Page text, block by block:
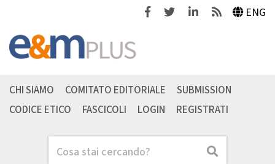
FacebookTwitterLinkedinFeeds ENG
Cerca Cerca
CHI SIAMO COMITATO EDITORIALE
SUBMISSION
CODICE ETICO
FASCICOLI LOGIN REGISTRATI